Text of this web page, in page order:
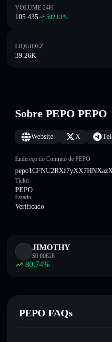
VOLUME 24H
105.435 592.81%
LIQUIDEZ
39.26K
Sobre PEPO PEPO
Website X
Endereço do Contrato de PEPO
Ticker
PEPO
Estado
Verificado
JIMOTHY
$0.00828
80.74%
PEPO FAQs